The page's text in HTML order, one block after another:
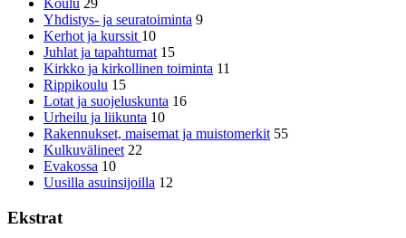
Koulu 29
Yhdistys- ja seuratoiminta 9
Kerhot ja kurssit 10
Juhlat ja tapahtumat 15
Kirkko ja kirkollinen toiminta 11
Rippikoulu 15
Lotat ja suojeluskunta 16
Urheilu ja liikunta 10
Rakennukset, maisemat ja muistomerkit 55
Kulkuvälineet 22
Evakossa 10
Uusilla asuinsijoilla 12
Ekstrat